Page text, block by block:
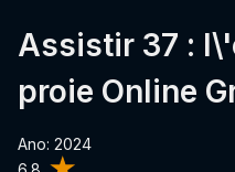
Assistir 37 :
proie Online
Ano: 2024